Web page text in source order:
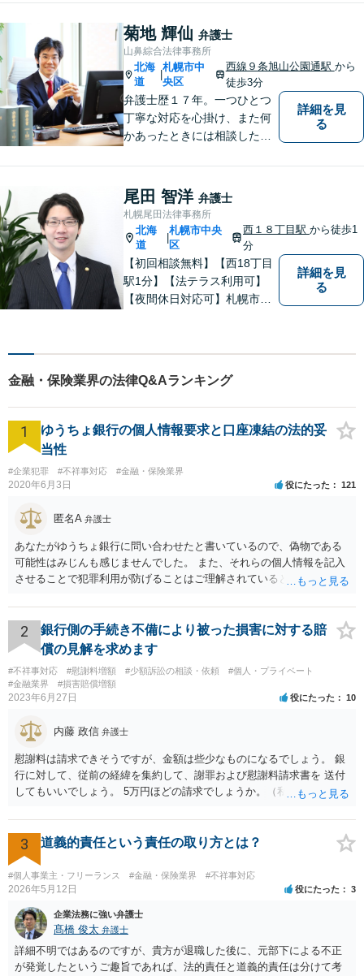
菊地 輝仙 弁護士
山鼻綜合法律事務所
北海
道
札幌市中
央区
西線９条旭山公園通駅 から
徒歩3分
弁護士歴１７年。一つひとつ
丁寧な対応を心掛け、また何
かあったときには相談したい
大事にしています。相続、民
事事件、中小企業の支援など
詳細を見
る
尾田 智洋 弁護士
札幌尾田法律事務所
北海
道
|
札幌市中央
区
西１８丁目駅から徒歩1
分
【初回相談無料】【西18丁目
駅1分】【法テラス利用可】
【夜間休日対応可】札幌市中
不動産問題・交通事故です。
様の法律問題に真摯に対応し
ます。ぜひ一度ご相談くださ
い。
詳細を見
る
金融・保険業界の法律Q&Aランキング
1
ゆうちょ銀行の個人情報要求と口座凍結の法的妥
当性
#企業犯罪 #不祥事対応 #金融・保険業界
2020年6月3日 役にたった 121
匿名A 弁護士
あなたがゆうちょ銀行に問い合わせたと書いているので、偽物である
可能性はみじんも感じませんでした。 また、それらの個人情報を記入
させることで犯罪利用が防げることはご理解されているとおりです。
士に同意を求めているだけです。 最初の回答では分かりづらかったの
かもしれませんが、質問にわかりやすく答えると「法的に許される」
が答えになります。 補足でアドバイスしておきますと、今私に反論し
てきたその内容をゆうちょ銀行にぶつければいいとおもいます。 もっ
とも、ぶつけられたゆうちょ銀行があなたと契約するかは法律上ゆう
ちょ銀行の自由です。
2
銀行側の手続き不備により被った損害に対する賠
償の見解を求めます
#不祥事対応 #慰謝料増額 #少額訴訟の相談・依頼
#個人・プライベート
#金融業界
#損害賠償増額
2023年6月27日 役にたった 10
内藤 政信 弁護士
慰謝料は請求できそうですが、金額は些少なものになるでしょう。 銀
行に対して、従前の経緯を集約して、謝罪および慰謝料請求書を 送付
してもいいでしょう。 5万円ほどの請求でしょうか。（私見）
3 道義的責任という責任の取り方とは？
#個人事業主・フリーランス #金融・保険業界 #不祥事対応
2026年5月12日 役にたった 3
企業法務に強い弁護士
髙橋 俊太 弁護士
詳細不明ではあるのですが、貴方が退職した後に、元部下による不正
が発覚したというご趣旨であれば、法的責任と道義的責任は分けて考